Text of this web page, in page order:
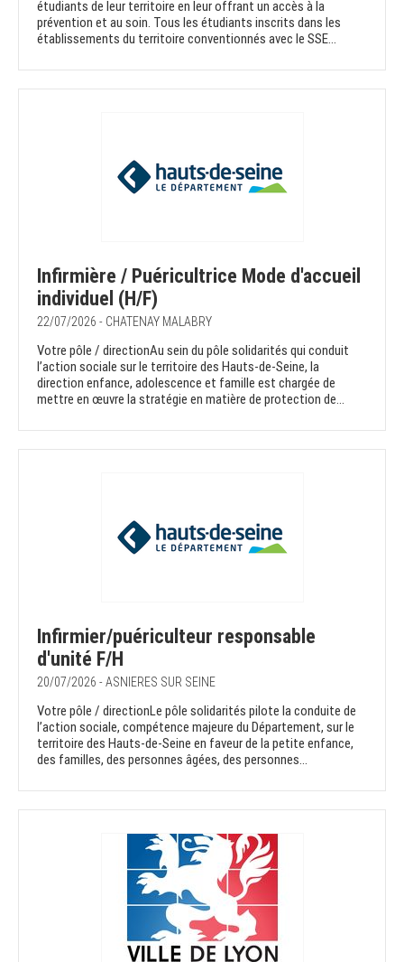
étudiants de leur territoire en leur offrant un accès à la
prévention et au soin. Tous les étudiants inscrits dans les
établissements du territoire conventionnés avec le SSE...
Infirmière / Puéricultrice Mode d'accueil
individuel (H/F)
22/07/2026 - CHATENAY MALABRY
Votre pôle / directionAu sein du pôle solidarités qui conduit
l’action sociale sur le territoire des Hauts-de-Seine, la
direction enfance, adolescence et famille est chargée de
mettre en œuvre la stratégie en matière de protection de...
Infirmier/puériculteur responsable
d'unité F/H
20/07/2026 - ASNIERES SUR SEINE
Votre pôle / directionLe pôle solidarités pilote la conduite de
l’action sociale, compétence majeure du Département, sur le
territoire des Hauts-de-Seine en faveur de la petite enfance,
des familles, des personnes âgées, des personnes...